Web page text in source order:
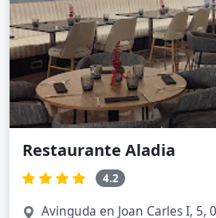
Restaurante Aladia
4.2
Avinguda en Joan Carles I, 5,